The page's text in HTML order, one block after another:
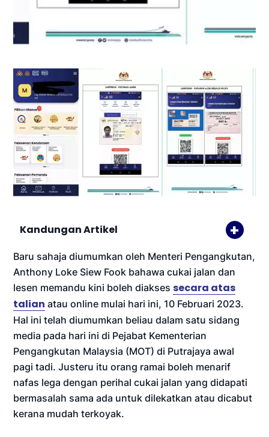
Kandungan Artikel
Baru sahaja diumumkan oleh Menteri Pengangkutan,
Anthony Loke Siew Fook bahawa cukai jalan dan
lesen memandu kini boleh diaksessecara atas
talian atau online mulai hari ini, 10 Februari 2023.
Hal ini telah diumumkan beliau dalam satu sidang
media pada hari ini di Pejabat Kementerian
Pengangkutan Malaysia (MOT) di Putrajaya awal
pagi tadi. Justeru itu orang ramai boleh menarif
nafas lega dengan perihal cukai jalan yang didapati
bermasalah sama ada untuk dilekatkan atau dicabut
kerana mudah terkoyak.